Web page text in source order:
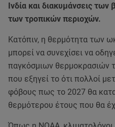
Ινδία και διακυμάνσεις
των τροπικών περιοχών.
Κατόπιν, η θερμότητα των
μπορεί να συνεχίσει να
παγκόσμιων θερμοκρασιών
που εξηγεί το ότι πολλοί
φόβους πως το 2027 θα
θερμότερου έτους που θα